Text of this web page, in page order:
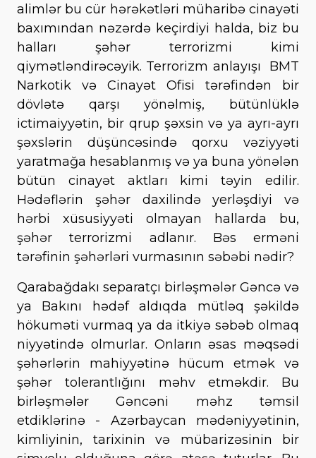
alimlər bu cür hərəkətləri müharibə cinayəti
baxımından nəzərdə keçirdiyi halda, biz bu
halları şəhər terrorizmi kimi
qiymətləndirəcəyik. Terrorizm anlayışı BMT
Narkotik və Cinayət Ofisi tərəfindən bir
dövlətə qarşı yönəlmiş, bütünlüklə
ictimaiyyətin, bir qrup şəxsin və ya ayrı-ayrı
şəxslərin düşüncəsində qorxu vəziyyəti
yaratmağa hesablanmış və ya buna yönələn
bütün cinayət aktları kimi təyin edilir.
Hədəflərin şəhər daxilində yerləşdiyi və
hərbi xüsusiyyəti olmayan hallarda bu,
şəhər terrorizmi adlanır. Bəs erməni
tərəfinin şəhərləri vurmasının səbəbi nədir?
Qarabağdakı separatçı birləşmələr Gəncə və
ya Bakını hədəf aldıqda mütləq şəkildə
hökuməti vurmaq ya da itkiyə səbəb olmaq
niyyətində olmurlar. Onların əsas məqsədi
şəhərlərin mahiyyətinə hücum etmək və
şəhər tolerantlığını məhv etməkdir. Bu
birləşmələr Gəncəni məhz təmsil
etdiklərinə - Azərbaycan mədəniyyətinin,
kimliyinin, tarixinin və mübarizəsinin bir